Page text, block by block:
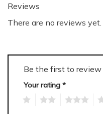
Reviews
There are no reviews yet.
Be the first to review
Your rating *